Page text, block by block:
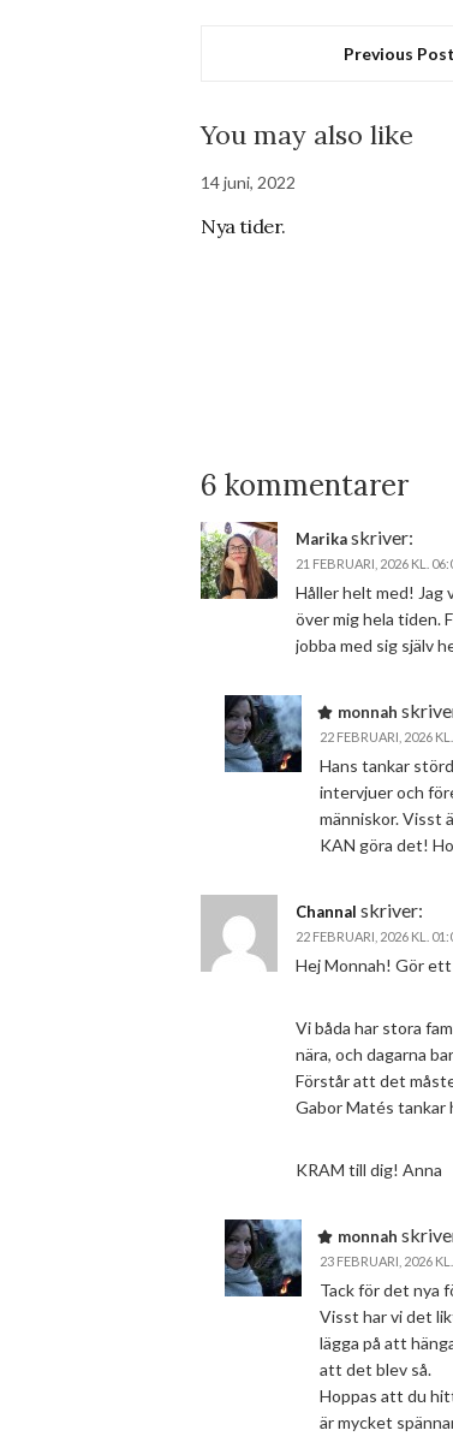
Previous Post
You may also like
14 juni, 2022
Nya tider.
6 kommentarer
Marikaskriver:
21 FEBRUARI, 2026 KL.
Håller helt med! Jag
över mig hela tiden.
jobba med sig själv
monnah
22 FEBRUARI, 2026
Hans tankar
intervjuer och
människor. Visst
KAN göra det!
Channal skriver:
22 FEBRUARI, 2026 KL.
Hej Monnah! Gör
Vi båda har stora
nära, och dagarna
Förstår att det
Gabor Matés tankar
KRAM till dig! Anna
monnah
23 FEBRUARI, 2026
Tack för det nya
Visst har vi det
lägga på att
att det blev så.
Hoppas att du
är mycket